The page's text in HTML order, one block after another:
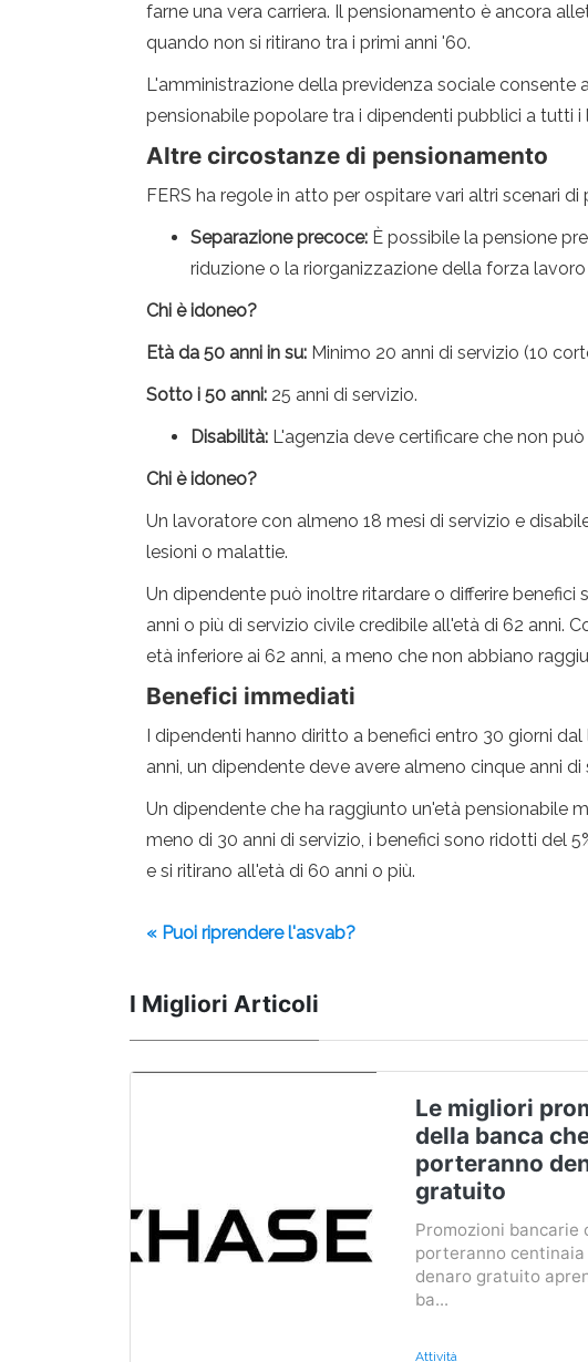
farne una vera carriera. Il pensionamento è ancora
quando non si ritirano tra i primi anni '60.
L'amministrazione della previdenza sociale consente
pensionabile popolare tra i dipendenti pubblici a tutti i
Altre circostanze di pensionamento
FERS ha regole in atto per ospitare vari altri scenari di
Separazione precoce: È possibile la pensione
riduzione o la riorganizzazione della forza
Chi è idoneo?
Età da 50 anni in su: Minimo 20 anni di servizio (10
Sotto i 50 anni: 25 anni di servizio.
Disabilità: L'agenzia deve certificare che non
Chi è idoneo?
Un lavoratore con almeno 18 mesi di servizio e
lesioni o malattie.
Un dipendente può inoltre ritardare o differire
anni o più di servizio civile credibile all'età di 62 anni.
età inferiore ai 62 anni, a meno che non abbiano
Benefici immediati
I dipendenti hanno diritto a benefici entro 30 giorni
anni, un dipendente deve avere almeno cinque anni
Un dipendente che ha raggiunto un'età pensionabile
meno di 30 anni di servizio, i benefici sono ridotti del
e si ritirano all'età di 60 anni o più.
« Puoi riprendere l'asvab?
I Migliori Articoli
Le migliori
della banca
porteranno
gratuito
Promozioni bancarie
porteranno
denaro gratuito
ba...
Attività